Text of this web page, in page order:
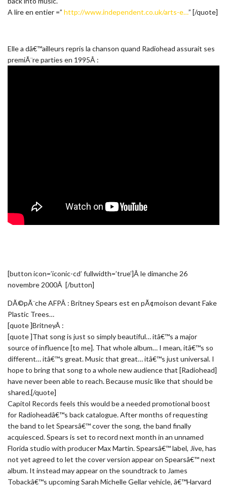
A lire en entier =” http://www.independent.co.uk/arts-e…” [/quote]
Elle a dâ€™ailleurs repris la chanson quand Radiohead assurait ses
premiÃ¨re parties en 1995Â :
[button icon=’iconic-cd’ fullwidth=’true’]Â le dimanche 26
novembre 2000Â [/button]
DÃ©pÃ¨che AFPÂ : Britney Spears est en pÃ¢moison devant Fake
Plastic Trees…
[quote ]BritneyÂ :
[quote ]That song is just so simply beautiful… itâ€™s a major
source of influence [to me]. That whole album… I mean, itâ€™s so
different… itâ€™s great. Music that great… itâ€™s just universal. I
hope to bring that song to a whole new audience that [Radiohead]
have never been able to reach. Because music like that should be
shared.[/quote]
Capitol Records feels this would be a needed promotional boost
for Radioheadâ€™s back catalogue. After months of requesting
the band to let Spearsâ€™ cover the song, the band finally
acquiesced. Spears is set to record next month in an unnamed
Florida studio with producer Max Martin. Spearsâ€™ label, Jive, has
not yet agreed to let the cover version appear on Spearsâ€™ next
album. It instead may appear on the soundtrack to James
Tobackâ€™s upcoming Sarah Michelle Gellar vehicle, â€™Harvard